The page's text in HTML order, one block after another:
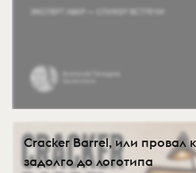
Cracker Barrel, или провал
задолго до логотипа